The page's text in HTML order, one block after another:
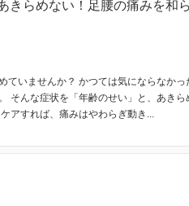
きらめない！足腰の痛みを和
いませんか？ かつては気にならなかっ
そんな症状を「年齢のせい」と、あき
アすれば、痛みはやわらぎ動き...